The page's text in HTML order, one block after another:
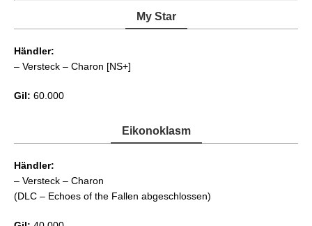
My Star
Händler:
– Versteck – Charon [NS+]
Gil: 60.000
Eikonoklasm
Händler:
– Versteck – Charon
(DLC – Echoes of the Fallen abgeschlossen)